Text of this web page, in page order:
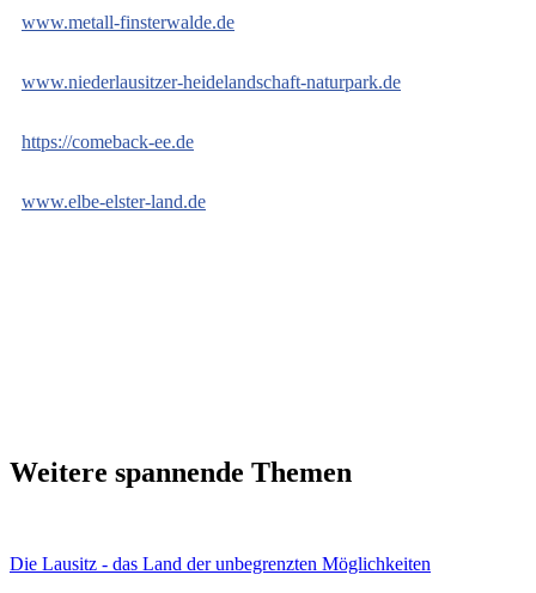
www.metall-finsterwalde.de
www.niederlausitzer-heidelandschaft-naturpark.de
https://comeback-ee.de
www.elbe-elster-land.de
Weitere spannende Themen
Die Lausitz - das Land der unbegrenzten Möglichkeiten